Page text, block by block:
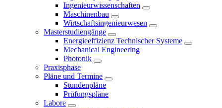
Ingenieurwissenschaften
Maschinenbau
Wirtschaftsingenieurwesen
Masterstudiengänge
Energieeffizienz Technischer Systeme
Mechanical Engineering
Photonik
Praxisphase
Pläne und Termine
Stundenpläne
Prüfungspläne
Labore